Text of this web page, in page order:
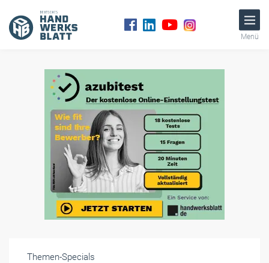
Menü
Themen-Specials